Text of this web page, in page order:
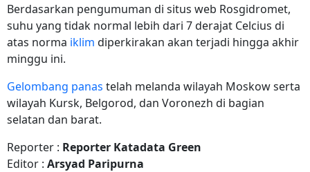
Berdasarkan pengumuman di situs web Rosgidromet,
suhu yang tidak normal lebih dari 7 derajat Celcius di
atas norma iklim diperkirakan akan terjadi hingga akhir
minggu ini.
Gelombang panas telah melanda wilayah Moskow serta
wilayah Kursk, Belgorod, dan Voronezh di bagian
selatan dan barat.
Reporter : Reporter Katadata Green
Editor : Arsyad Paripurna